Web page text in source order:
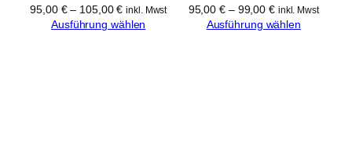
95,00 €– 105,00€ inkl. Mwst
Ausführung wählen
95,00€– 99,00€ inkl. Mwst
Ausführung wählen